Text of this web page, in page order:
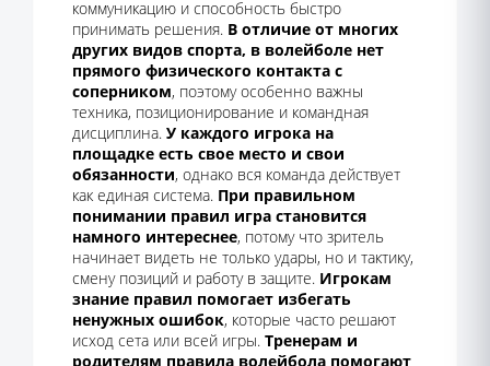
коммуникацию и способность быстро
принимать решения. В отличие от многих
других видов спорта, в волейболе нет
прямого физического контакта с
соперником, поэтому особенно важны
техника, позиционирование и командная
дисциплина. У каждого игрока на
площадке есть свое место и свои
обязанности, однако вся команда действует
как единая система. При правильном
понимании правил игра становится
намного интереснее, потому что зритель
начинает видеть не только удары, но и тактику,
смену позиций и работу в защите. Игрокам
знание правил помогает избегать
ненужных ошибок, которые часто решают
исход сета или всей игры. Тренерам и
родителям правила волейбола помогают